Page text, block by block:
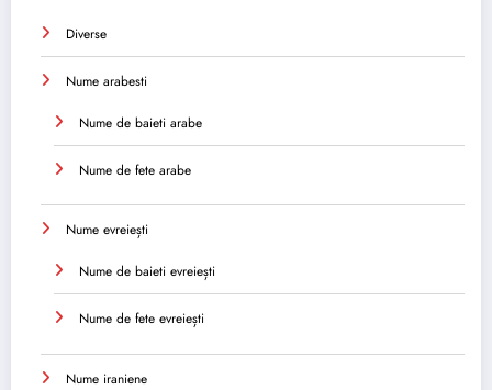
Diverse
Nume arabesti
Nume de baieti arabe
Nume de fete arabe
Nume evreiești
Nume de baieti evreiești
Nume de fete evreiești
Nume iraniene